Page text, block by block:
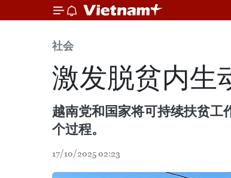
社会
激发脱贫内生
越南党和国家将可持续扶贫工
个过程。
17/10/2025 02:23